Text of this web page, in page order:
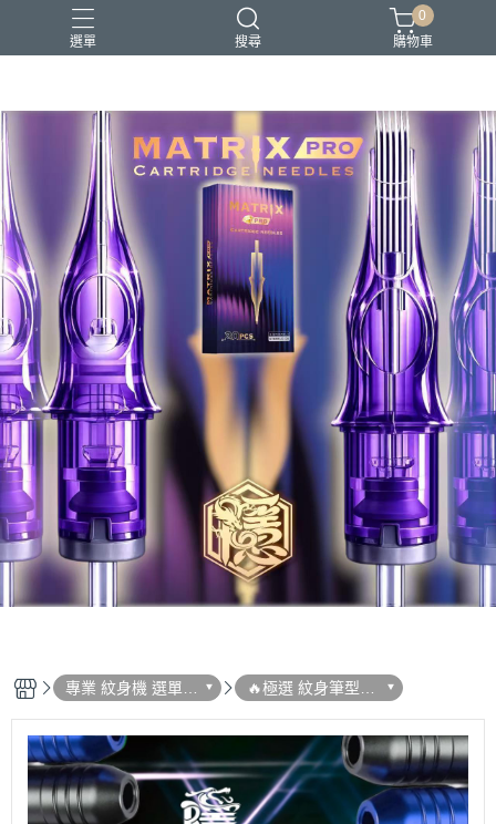
選單 搜尋
0
購物車
專業 紋身機 選單列
表
🔥極選 紋身筆型機
系列